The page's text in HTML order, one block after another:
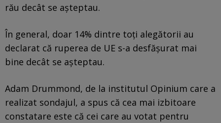
rău decât se așteptau.
În general, doar 14% dintre toți alegătorii au
declarat că ruperea de UE s-a desfăşurat mai
bine decât se așteptau.
Adam Drummond, de la institutul Opinium care a
realizat sondajul, a spus că cea mai izbitoare
constatare este că cei care au votat pentru